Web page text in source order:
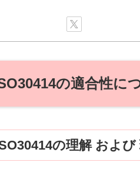
の適合性に
の理解 および